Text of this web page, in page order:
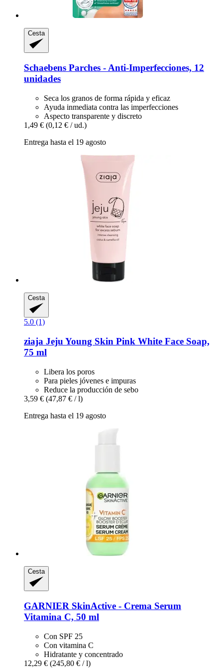
Cesta
Schaebens Parches -​ Anti-​Imperfecciones, 12
unidades
Seca los granos de forma rápida y eficaz
Ayuda inmediata contra las imperfecciones
Aspecto transparente y discreto
1,49 € (0,12 € / ud.)
Entrega hasta el 19 agosto
Cesta
5.0 (1)
ziaja Jeju Young Skin Pink White Face Soap,
75 ml
Libera los poros
Para pieles jóvenes e impuras
Reduce la producción de sebo
3,59 € (47,87 € / l)
Entrega hasta el 19 agosto
Cesta
GARNIER SkinActive -​ Crema Serum
Vitamina C, 50 ml
Con SPF 25
Con vitamina C
Hidratante y concentrado
12,29 € (245,80 € / l)